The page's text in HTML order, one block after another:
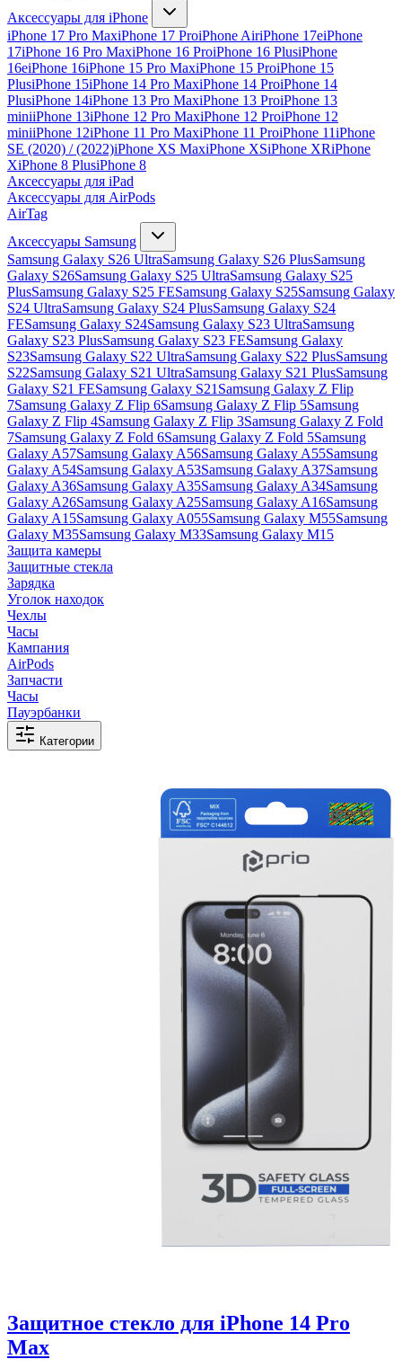
Аксессуары для iPhone
iPhone 17 Pro MaxiPhone 17 ProiPhone AiriPhone 17eiPhone
17iPhone 16 Pro MaxiPhone 16 ProiPhone 16 PlusiPhone
16eiPhone 16iPhone 15 Pro MaxiPhone 15 ProiPhone 15
PlusiPhone 15iPhone 14 Pro MaxiPhone 14 ProiPhone 14
PlusiPhone 14iPhone 13 Pro MaxiPhone 13 ProiPhone 13
miniiPhone 13iPhone 12 Pro MaxiPhone 12 ProiPhone 12
miniiPhone 12iPhone 11 Pro MaxiPhone 11 ProiPhone 11iPhone
SE (2020) / (2022)iPhone XS MaxiPhone XSiPhone XRiPhone
XiPhone 8 PlusiPhone 8
Аксессуары для iPad
Аксессуары для AirPods
AirTag
Аксессуары Samsung
Samsung Galaxy S26 UltraSamsung Galaxy S26 PlusSamsung
Galaxy S26Samsung Galaxy S25 UltraSamsung Galaxy S25
PlusSamsung Galaxy S25 FESamsung Galaxy S25Samsung Galaxy
S24 UltraSamsung Galaxy S24 PlusSamsung Galaxy S24
FESamsung Galaxy S24Samsung Galaxy S23 UltraSamsung
Galaxy S23 PlusSamsung Galaxy S23 FESamsung Galaxy
S23Samsung Galaxy S22 UltraSamsung Galaxy S22 PlusSamsung
S22Samsung Galaxy S21 UltraSamsung Galaxy S21 PlusSamsung
Galaxy S21 FESamsung Galaxy S21 Samsung Galaxy Z Flip
7Samsung Galaxy Z Flip 6Samsung Galaxy Z Flip 5Samsung
Galaxy Z Flip 4Samsung Galaxy Z Flip 3Samsung Galaxy Z Fold
7Samsung Galaxy Z Fold 6Samsung Galaxy Z Fold 5Samsung
Galaxy A57Samsung Galaxy A56Samsung Galaxy A55Samsung
Galaxy A54Samsung Galaxy A53Samsung Galaxy A37Samsung
Galaxy A36Samsung Galaxy A35Samsung Galaxy A34Samsung
Galaxy A26Samsung Galaxy A25Samsung Galaxy A16Samsung
Galaxy A15Samsung Galaxy A055Samsung Galaxy M55Samsung
Galaxy M35Samsung Galaxy M33Samsung Galaxy M15
Защита камеры
Защитные стекла
Зарядка
Уголок находок
Чехлы
Часы
Кампания
AirPods
Запчасти
Часы
Пауэрбанки
Категории
Защитное стекло для iPhone 14 Pro
Max